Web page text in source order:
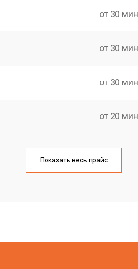
от 30 мин
от 30 мин
от 30 мин
от 20 мин
от 30 мин
Показать весь прайс